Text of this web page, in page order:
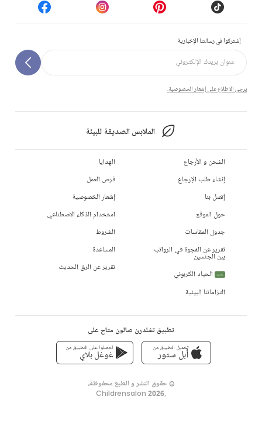
إشتركوا في رسالتنا الإخبارية
يرجى الاطلاع على إشعار الخصوصية.
الملابس الصديقة للبيئة
الشحن و الأرجاع
إنشاء طلب الإرجاع
إتصل بنا
حول الموقع
جدول المقاسات
تقرير عن الفجوة في الرواتب
بين الجنسين
جديد
الحياد الكربوني
التزاماتنا البيئية
الهدايا
فرص العمل
إشعار الخصوصية
استخدام الذكاء الاصطناعي
الشروط
المساعدة
تقرير عن الرق الحديث
تطبيق تشلدرن صالون متاح على
تحميل التطبيق من
أبل ستور
احصلوا على التطبيق من
غوغل بلاي
© حقوق النشر و الطبع محفوظة،
,
Childrensalon 2026